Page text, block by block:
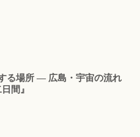
る場所 ― 広島・宇宙の流れ
間』